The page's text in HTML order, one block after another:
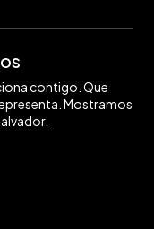
contigo. Que
Mostramos